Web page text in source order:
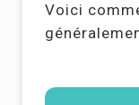
Voici